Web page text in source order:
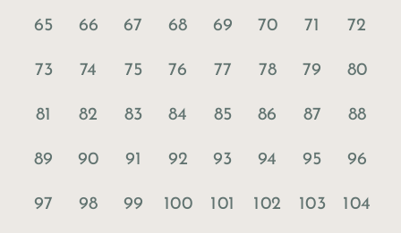
65 66 67 68 69 70 71 72
73 74 75 76 77 78 79 80
81 82 83 84 85 86 87 88
89 90 91 92 93 94 95 96
97 98 99 100 101 102 103 104